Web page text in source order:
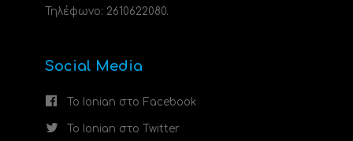
Τηλέφωνο: 2610622080.
Social Media
Το Ionian στο Facebook
Το Ionian στο Twitter